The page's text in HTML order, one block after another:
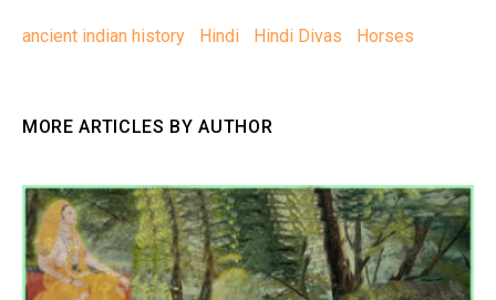
ancient indian history Hindi Hindi Divas Horses
MORE ARTICLES BY AUTHOR